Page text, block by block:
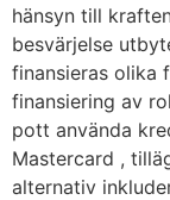
hänsyn till
besvärjelse
finansieras olika
finansiering av
pott använda
Mastercard ,
alternativ